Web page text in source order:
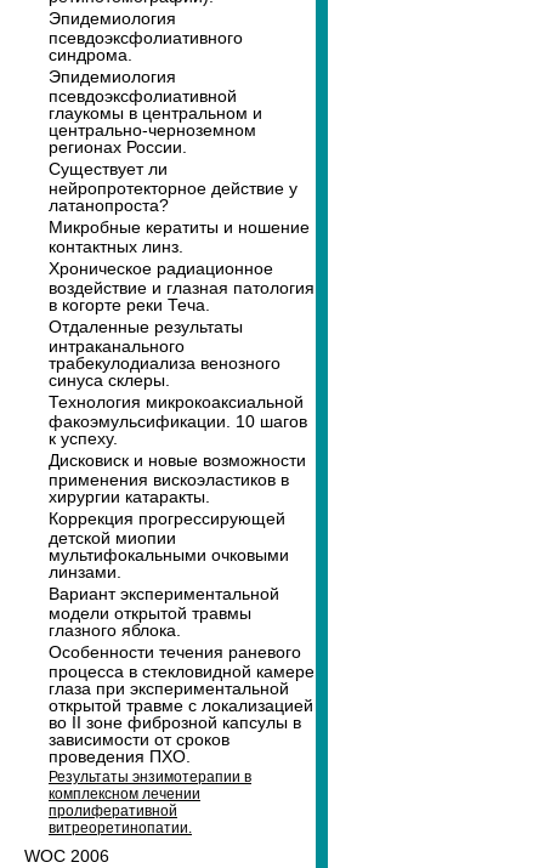
Эпидемиология
псевдоэксфолиативного
синдрома.
Эпидемиология
псевдоэксфолиативной
глаукомы в центральном и
центрально-черноземном
регионах России.
Существует ли
нейропротекторное действие у
латанопроста?
Микробные кератиты и ношение
контактных линз.
Хроническое радиационное
воздействие и глазная патология
в когорте реки Теча.
Отдаленные результаты
интраканального
трабекулодиализа венозного
синуса склеры.
Технология микрокоаксиальной
факоэмульсификации. 10 шагов
к успеху.
Дисковиск и новые возможности
применения вискоэластиков в
хирургии катаракты.
Коррекция прогрессирующей
детской миопии
мультифокальными очковыми
линзами.
Вариант экспериментальной
модели открытой травмы
глазного яблока.
Особенности течения раневого
процесса в стекловидной камере
глаза при экспериментальной
открытой травме с локализацией
во II зоне фиброзной капсулы в
зависимости от сроков
проведения ПХО.
Результаты энзимотерапии в
комплексном лечении
пролиферативной
витреоретинопатии.
WOC 2006